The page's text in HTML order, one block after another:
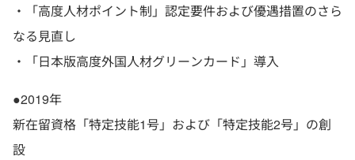
・「高度人材ポイント制」認定要件および優遇措置のさら
なる見直し
・「日本版高度外国人材グリーンカード」導入
●2019年
新在留資格「特定技能1号」および「特定技能2号」の創
設